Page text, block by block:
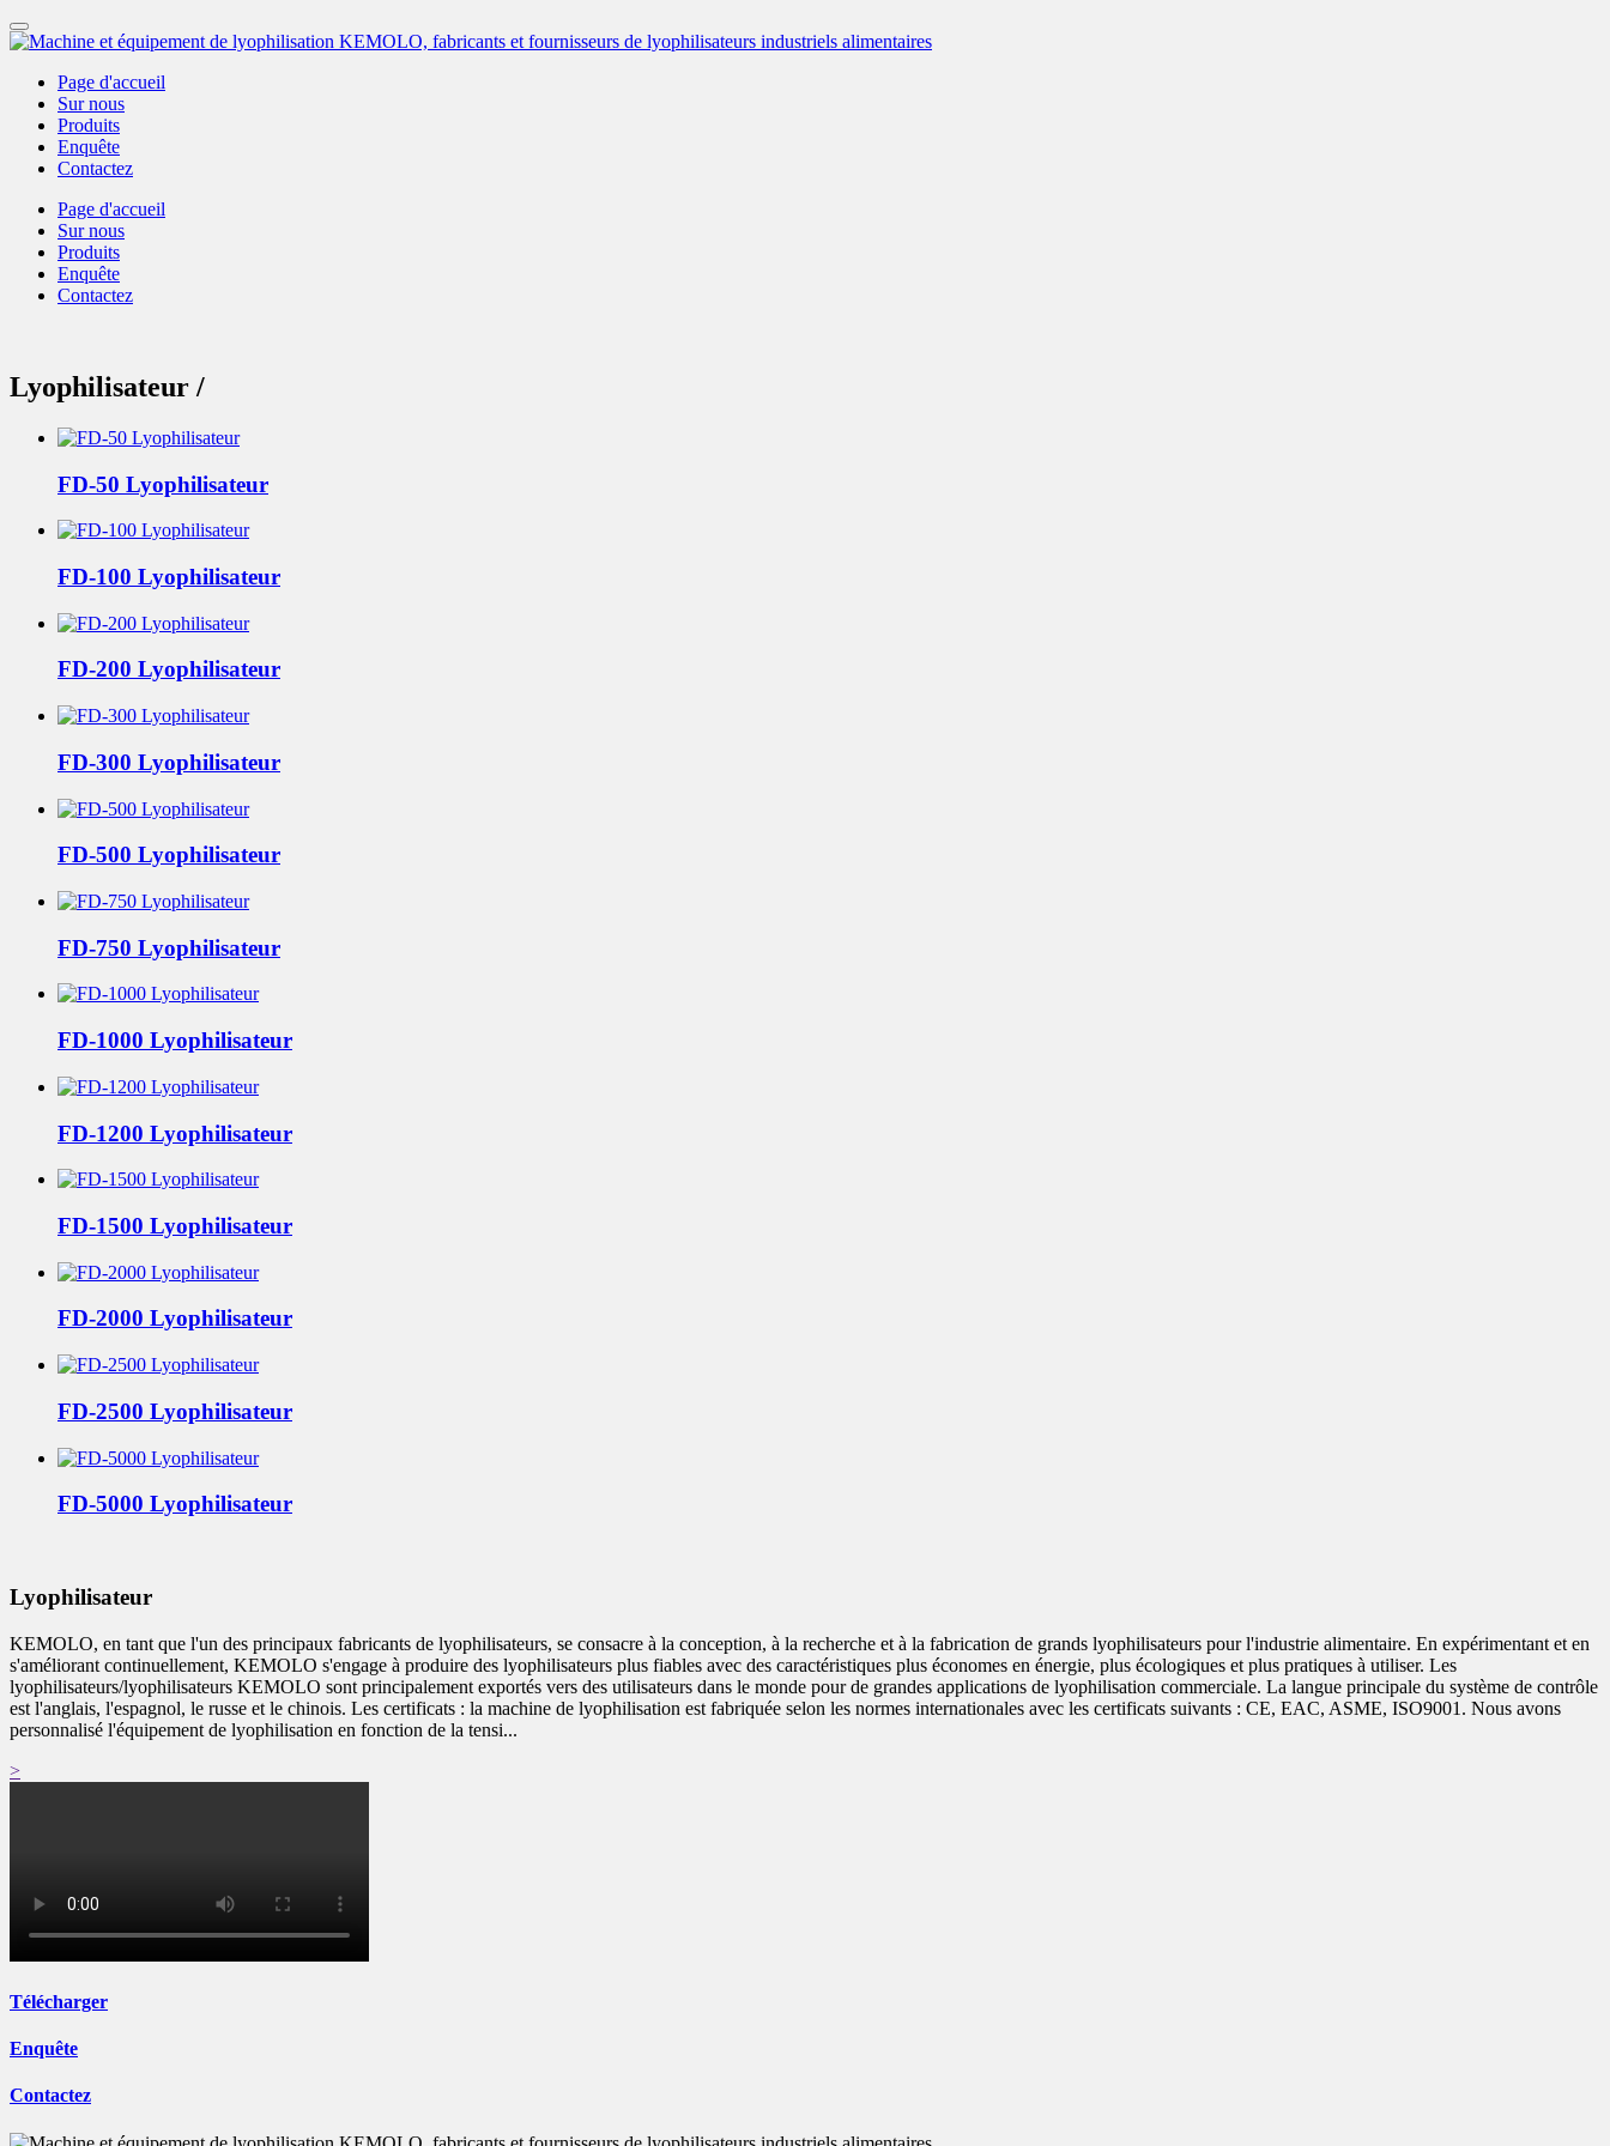
Page d'accueil
Sur nous
Produits
Enquête
Contactez
Page d'accueil
Sur nous
Produits
Enquête
Contactez
Lyophilisateur /
FD-50 Lyophilisateur
FD-100 Lyophilisateur
FD-200 Lyophilisateur
FD-300 Lyophilisateur
FD-500 Lyophilisateur
FD-750 Lyophilisateur
FD-1000 Lyophilisateur
FD-1200 Lyophilisateur
FD-1500 Lyophilisateur
FD-2000 Lyophilisateur
FD-2500 Lyophilisateur
FD-5000 Lyophilisateur
Lyophilisateur
KEMOLO, en tant que l'un des principaux fabricants de lyophilisateurs, se consacre à la conception, à la recherche et à la fabrication de grands lyophilisateurs pour l'industrie alimentaire. En expérimentant et en
s'améliorant continuellement, KEMOLO s'engage à produire des lyophilisateurs plus fiables avec des caractéristiques plus économes en énergie, plus écologiques et plus pratiques à utiliser. Les
lyophilisateurs/lyophilisateurs KEMOLO sont principalement exportés vers des utilisateurs dans le monde pour de grandes applications de lyophilisation commerciale. La langue principale du système de contrôle
est l'anglais, l'espagnol, le russe et le chinois. Les certificats : la machine de lyophilisation est fabriquée selon les normes internationales avec les certificats suivants : CE, EAC, ASME, ISO9001. Nous avons
personnalisé l'équipement de lyophilisation en fonction de la tensi...
>
Télécharger
Enquête
Contactez